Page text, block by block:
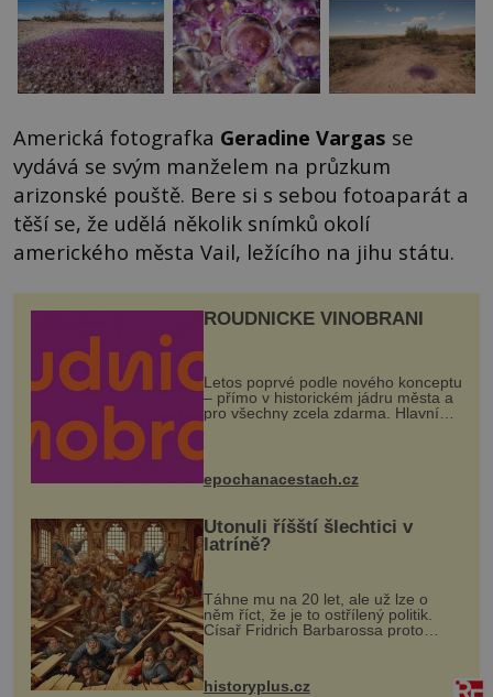
Americká fotografka Geradine Vargas se
vydává se svým manželem na průzkum
arizonské pouště. Bere si s sebou fotoaparát a
těší se, že udělá několik snímků okolí
amerického města Vail, ležícího na jihu státu.
ROUDNICKÉ VINOBRANÍ
Letos poprvé podle nového konceptu
– přímo v historickém jádru města a
pro všechny zcela zdarma. Hlavní
program se odehraje na Karlově a
mohou těšit na víno, burčák, pes...
epochanacestach.cz
Utonuli říšští šlechtici v
latríně?
Táhne mu na 20 let, ale už lze o
něm říct, že je to ostřílený politik.
Císař Fridrich Barbarossa proto
posílá svého syna a dědice Jindřicha
VI. do Erfurtu, aby se stal
prostředníkem při řešení sporu m...
historyplus.cz